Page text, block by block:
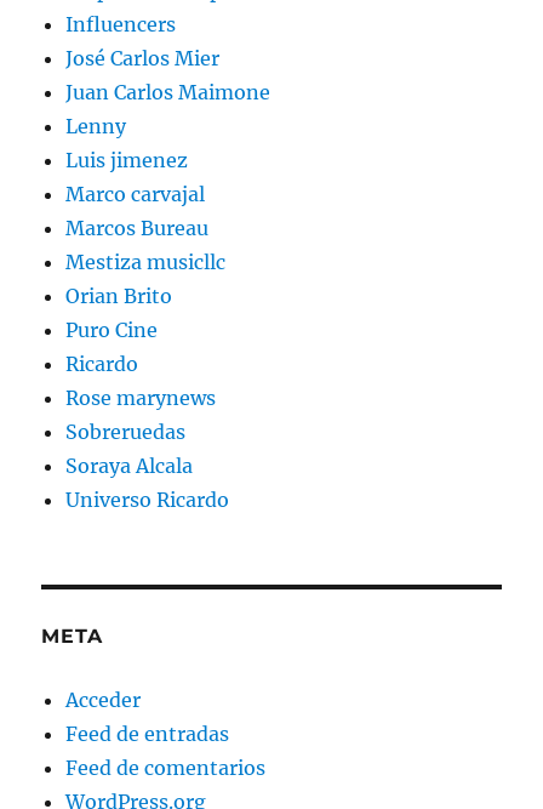
Influencers
José Carlos Mier
Juan Carlos Maimone
Lenny
Luis jimenez
Marco carvajal
Marcos Bureau
Mestiza musicllc
Orian Brito
Puro Cine
Ricardo
Rose marynews
Sobreruedas
Soraya Alcala
Universo Ricardo
META
Acceder
Feed de entradas
Feed de comentarios
WordPress.org